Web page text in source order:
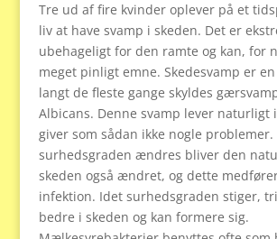
Tre ud af fire kvinder oplever på et
liv at have svamp i skeden. Det er
ubehageligt for den ramte og kan, for
meget pinligt emne. Skedesvamp er
langt de fleste gange skyldes
Albicans. Denne svamp lever naturligt
giver som sådan ikke nogle problemer.
surhedsgraden ændres bliver den
skeden også ændret, og dette
infektion. Idet surhedsgraden stiger,
bedre i skeden og kan formere sig.